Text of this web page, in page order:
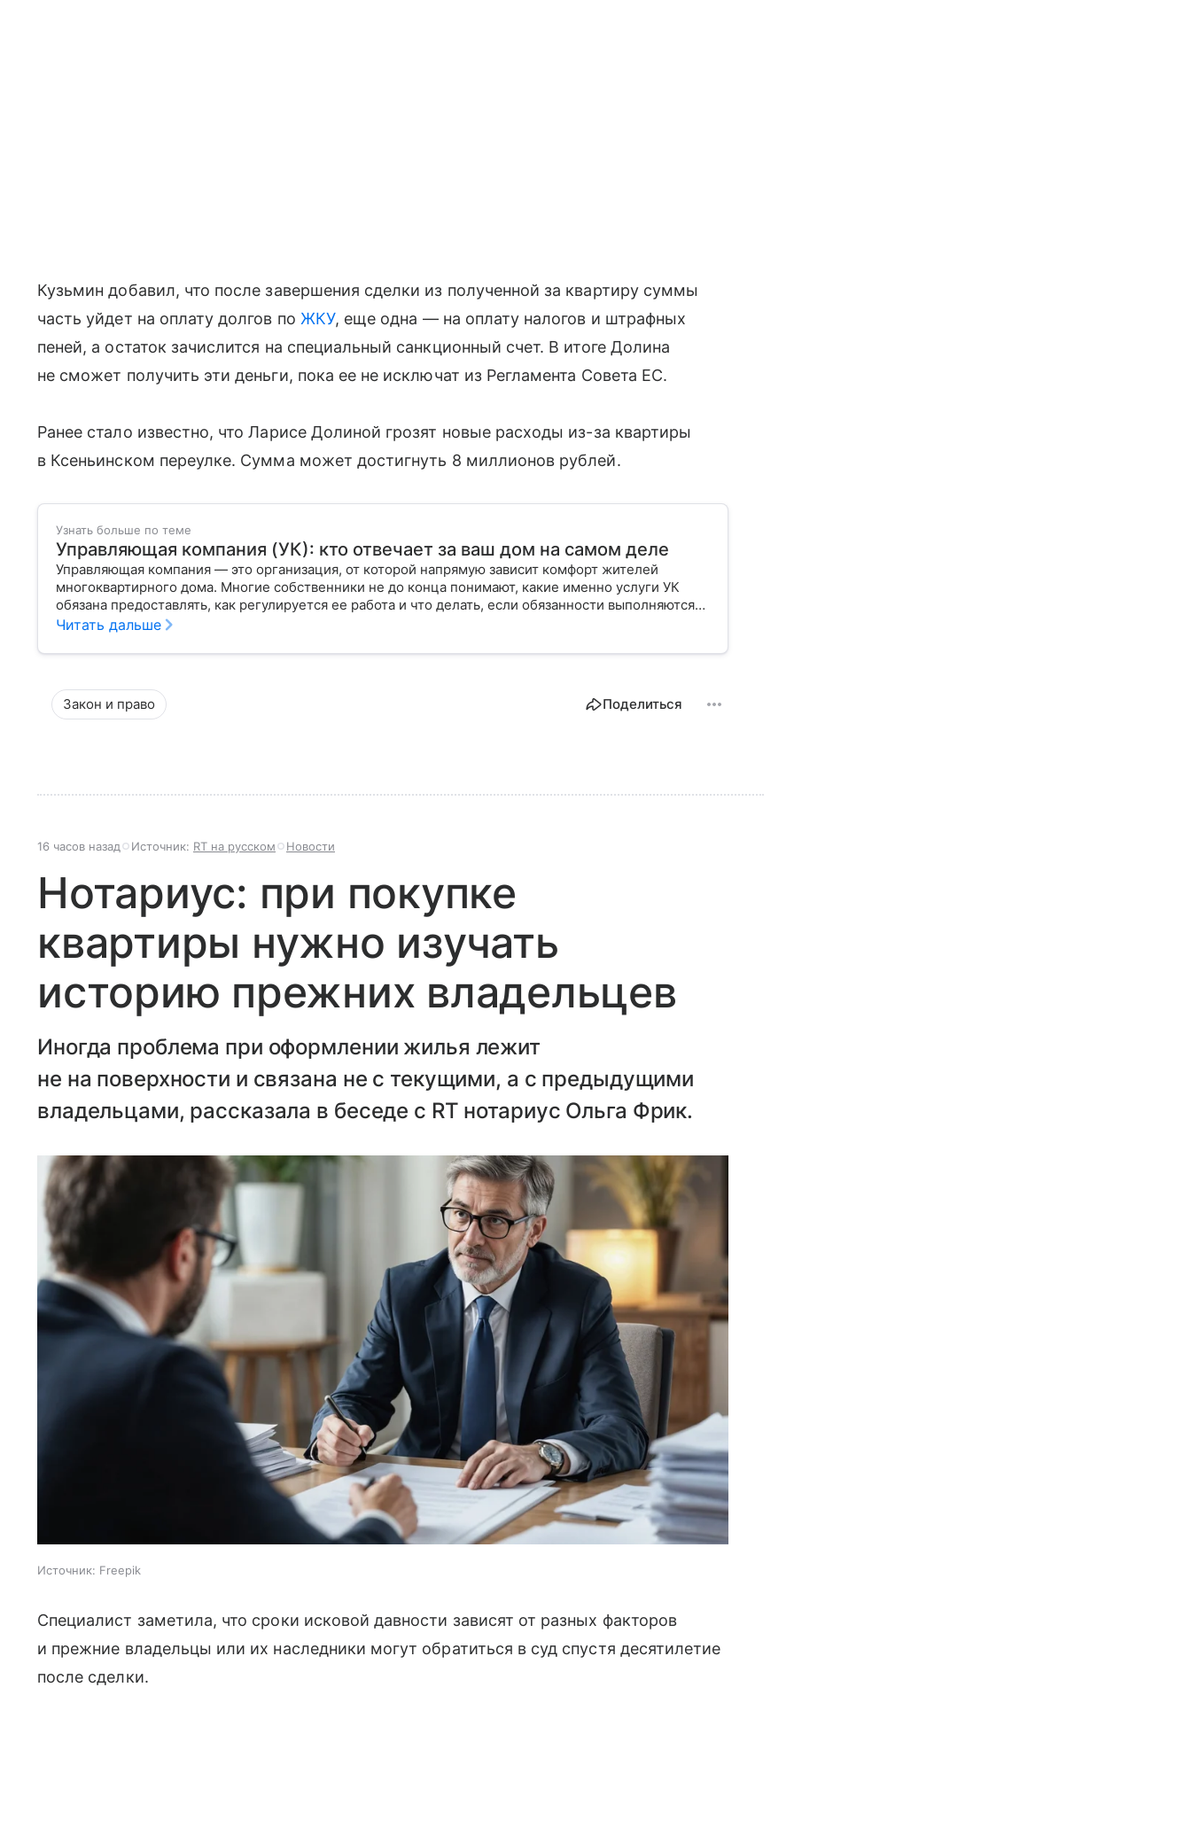
Кузьмин добавил, что после завершения сделки из полученной за квартиру суммы
часть уйдет на оплату долгов по ЖКУ, еще одна — на оплату налогов и штрафных
пеней, а остаток зачислится на специальный санкционный счет. В итоге Долина
не сможет получить эти деньги, пока ее не исключат из Регламента Совета ЕС.
Ранее стало известно, что Ларисе Долиной грозят новые расходы из-за квартиры
в Ксеньинском переулке. Сумма может достигнуть 8 миллионов рублей.
Узнать больше по теме
Управляющая компания (УК): кто отвечает за ваш дом на самом деле
Управляющая компания — это организация, от которой напрямую зависит комфорт жителей
многоквартирного дома. Многие собственники не до конца понимают, какие именно услуги УК
обязана предоставлять, как регулируется ее работа и что делать, если обязанности выполняются
плохо.
Читать дальше
Закон и право Поделиться
16 часов назад Источник: RT на русском Новости
Нотариус: при покупке
квартиры нужно изучать
историю прежних владельцев
Иногда проблема при оформлении жилья лежит
не на поверхности и связана не с текущими, а с предыдущими
владельцами, рассказала в беседе с RT нотариус Ольга Фрик.
Источник: Freepik
Специалист заметила, что сроки исковой давности зависят от разных факторов
и прежние владельцы или их наследники могут обратиться в суд спустя десятилетие
после сделки.